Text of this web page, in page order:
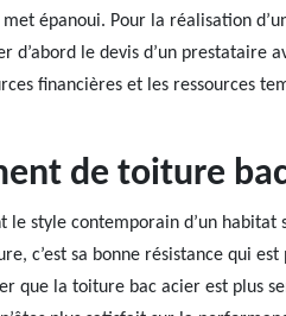
met épanoui. Pour la réalisation
d’abord le devis d’un
financières et les ressources
de toiture
le style contemporain d’un
c’est sa bonne résistance qui
que la toiture bac acier est plus